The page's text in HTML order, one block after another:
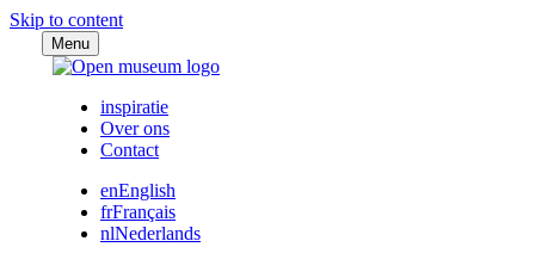
Skip to content
Menu
inspiratie
Over ons
Contact
enEnglish
frFrançais
nlNederlands